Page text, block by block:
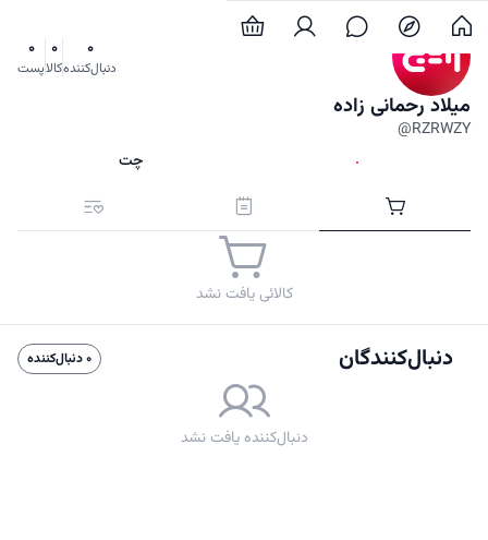
0
دنبال‌کننده
0
کالا
0
پست
میلاد رحمانی زاده
@RZRWZY
دنبال کردن
چت
کالاها پست‌ها علاقه‌مندی‌ها
کالائی یافت نشد
دنبال‌کنندگان 0 دنبال‌کننده
دنبال‌کننده یافت نشد